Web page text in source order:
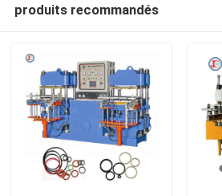
produits recommandés